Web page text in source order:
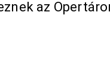
az